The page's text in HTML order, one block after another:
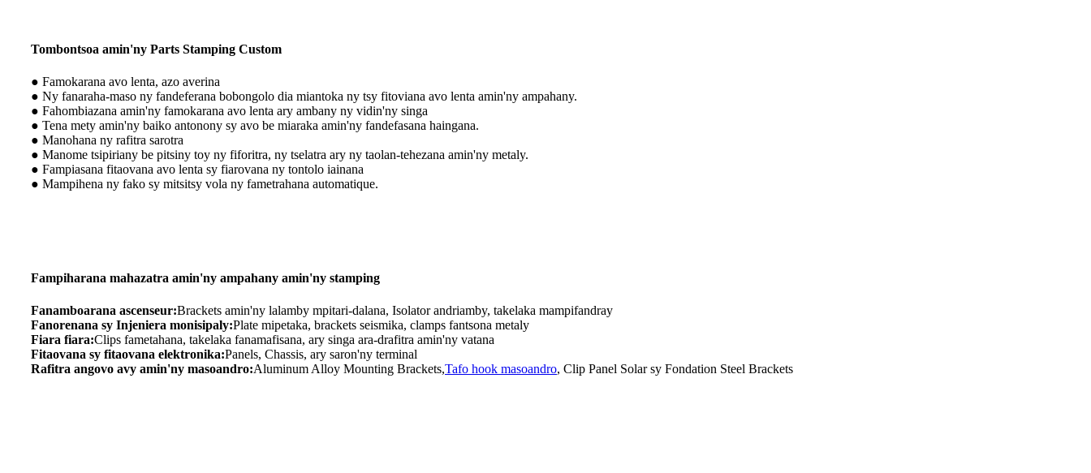
Tombontsoa amin'ny Parts Stamping Custom
● Famokarana avo lenta, azo averina
● Ny fanaraha-maso ny fandeferana bobongolo dia miantoka ny tsy fitoviana avo lenta amin'ny ampahany.
● Fahombiazana amin'ny famokarana avo lenta ary ambany ny vidin'ny singa
● Tena mety amin'ny baiko antonony sy avo be miaraka amin'ny fandefasana haingana.
● Manohana ny rafitra sarotra
● Manome tsipiriany be pitsiny toy ny fiforitra, ny tselatra ary ny taolan-tehezana amin'ny metaly.
● Fampiasana fitaovana avo lenta sy fiarovana ny tontolo iainana
● Mampihena ny fako sy mitsitsy vola ny fametrahana automatique.
Fampiharana mahazatra amin'ny ampahany amin'ny stamping
Fanamboarana ascenseur:Brackets amin'ny lalamby mpitari-dalana, Isolator andriamby, takelaka mampifandray
Fanorenana sy Injeniera monisipaly:Plate mipetaka, brackets seismika, clamps fantsona metaly
Fiara fiara:Clips fametahana, takelaka fanamafisana, ary singa ara-drafitra amin'ny vatana
Fitaovana sy fitaovana elektronika:Panels, Chassis, ary saron'ny terminal
Rafitra angovo avy amin'ny masoandro:Aluminum Alloy Mounting Brackets,Tafo hook masoandro, Clip Panel Solar sy Fondation Steel Brackets